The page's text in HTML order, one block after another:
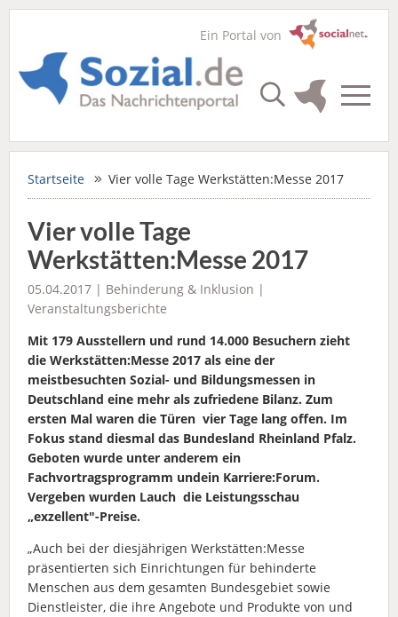
Ein Portal von
Startseite Vier volle Tage Werkstätten:Messe 2017
Vier volle Tage
Werkstätten:Messe 2017
05.04.2017 | Behinderung & Inklusion |
Veranstaltungsberichte
Mit 179 Ausstellern und rund 14.000 Besuchern zieht
die Werkstätten:Messe 2017 als eine der
meistbesuchten Sozial- und Bildungsmessen in
Deutschland eine mehr als zufriedene Bilanz. Zum
ersten Mal waren die Türen vier Tage lang offen. Im
Fokus stand diesmal das Bundesland Rheinland Pfalz.
Geboten wurde unter anderem ein
Fachvortragsprogramm undein Karriere:Forum.
Vergeben wurden Lauch die Leistungsschau
„exzellent"-Preise.
„Auch bei der diesjährigen Werkstätten:Messe
präsentierten sich Einrichtungen für behinderte
Menschen aus dem gesamten Bundesgebiet sowie
Dienstleister, die ihre Angebote und Produkte von und